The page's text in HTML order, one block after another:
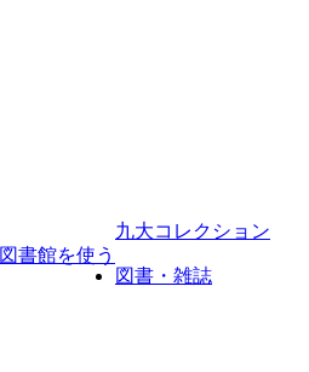
図書館を使う
九大コレクション
図書・雑誌